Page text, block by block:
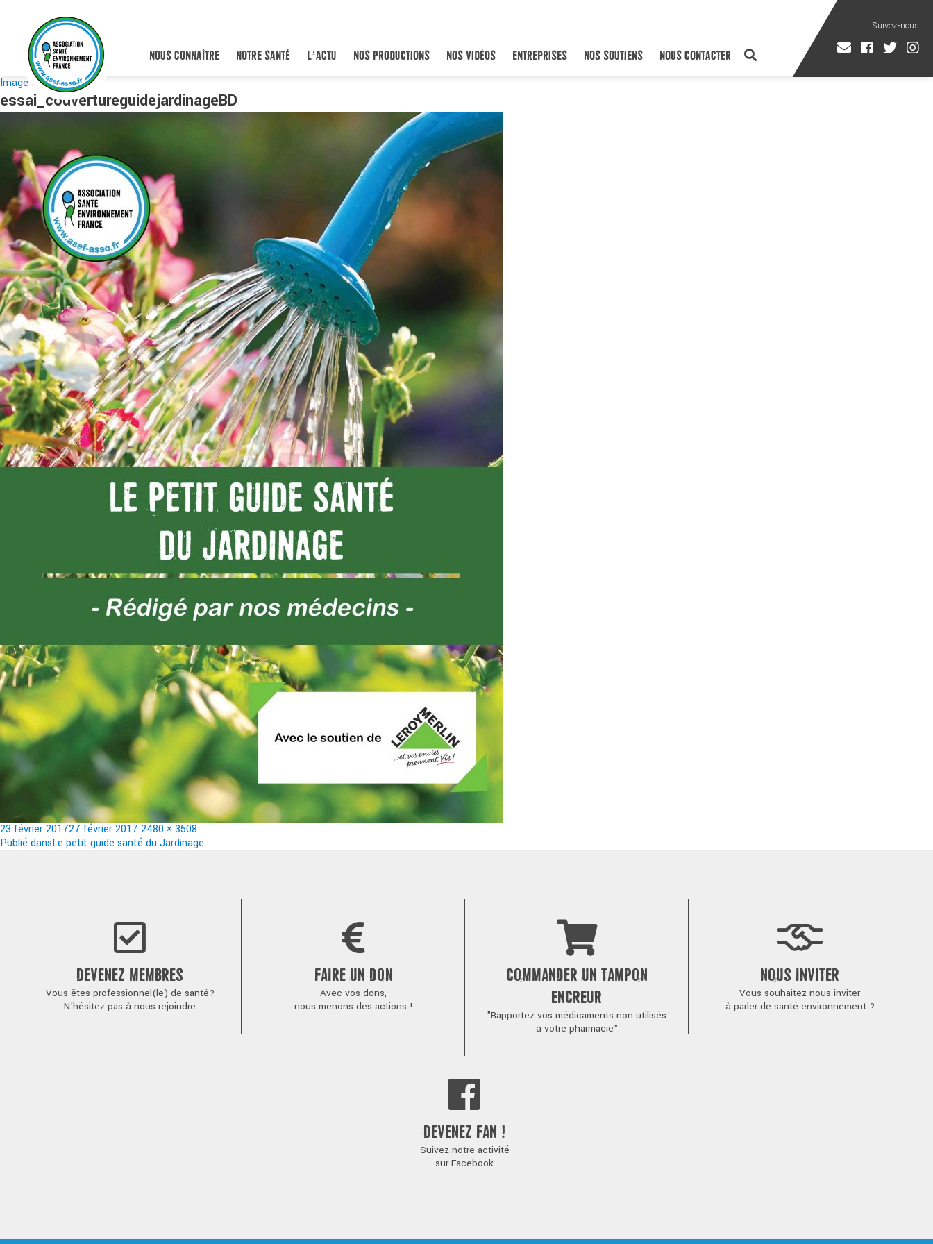
NOUS CONNAÎTRE NOTRE SANTÉ L’ACTU NOS PRODUCTIONS NOS VIDÉOS ENTREPRISES NOS SOUTIENS NOUS CONTACTER
Image suivante
essai_couvertureguidejardinageBD
Publié
le
23 février 201727 février 2017 Taille
réelle
2480 × 3508
Navigation
Publié dansLe petit guide santé du Jardinage
DEVENEZ MEMBRES
Vous êtes professionnel(le) de santé?
N'hésitez pas à nous rejoindre
FAIRE UN DON
Avec vos dons,
nous menons des actions !
COMMANDER UN TAMPON
ENCREUR
"Rapportez vos médicaments non utilisés
à votre pharmacie"
NOUS INVITER
Vous souhaitez nous inviter
à parler de santé environnement ?
DEVENEZ FAN !
Suivez notre activité
sur Facebook